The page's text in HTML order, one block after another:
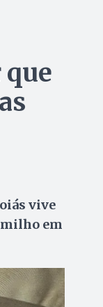
que
vive
em